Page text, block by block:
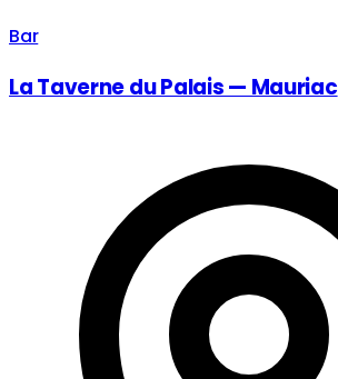
Bar
La Taverne du Palais — Mauriac